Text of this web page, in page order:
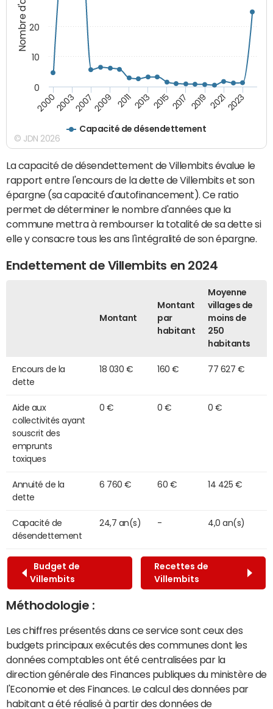
Capacité de désendettement
2000200320072009 2011 2013 2015 2017 2019 20212023
0
10
20
© JDN 2026
La capacité de désendettement de Villembits évalue le
rapport entre l'encours de la dette de Villembits et son
épargne (sa capacité d'autofinancement). Ce ratio
permet de déterminer le nombre d'années que la
commune mettra à rembourser la totalité de sa dette si
elle y consacre tous les ans l'intégralité de son épargne.
Endettement de Villembits en 2024
Montant
Montant
par
habitant
Moyenne
villages de
moins de
250
habitants
Encours de la
dette
18 030 € 160 € 77 627 €
Aide aux
collectivités ayant
souscrit des
emprunts
toxiques
0 € 0 € 0 €
Annuité de la
dette
6 760 € 60 € 14 425 €
Capacité de
désendettement
24,7 an(s) - 4,0 an(s)
Budget de
Villembits
Recettes de
Villembits
Méthodologie :
Les chiffres présentés dans ce service sont ceux des
budgets principaux exécutés des communes dont les
données comptables ont été centralisées par la
direction générale des Finances publiques du ministère de
l'Economie et des Finances. Le calcul des données par
habitant a été réalisé à partir des données de